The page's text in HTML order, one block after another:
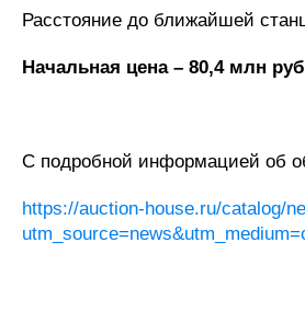
Расстояние до ближайшей
Начальная цена – 80,4 млн
С подробной информацией об
https://auction-house.ru/catalog/